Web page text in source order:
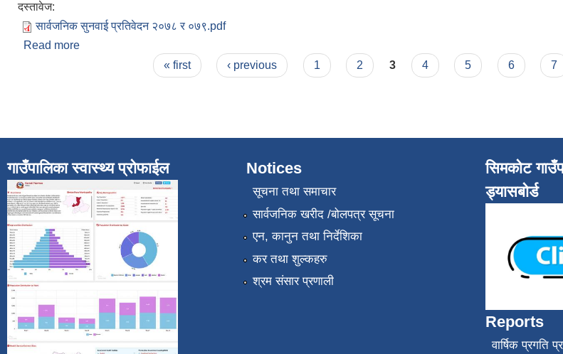
दस्तावेज:
सार्वजनिक सुनवाई प्रतिवेदन २०७८ र ०७९.pdf
Read more
« first ‹ previous 1 2 3 4 5 6 7
गाउँपालिका स्वास्थ्य प्रोफाईल Notices
सूचना तथा समाचार
सार्वजनिक खरीद /बोलपत्र सूचना
एन, कानुन तथा निर्देशिका
कर तथा शुल्कहरु
श्रम संसार प्रणाली
सिमकोट
ड्यासबोर्ड
Reports
वार्षिक प्रगति